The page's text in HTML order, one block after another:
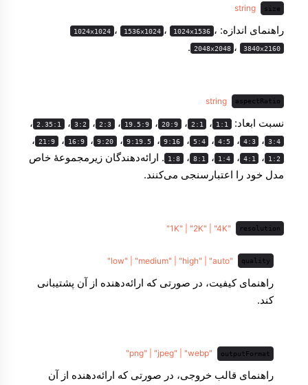
size
string
راهنمای اندازه: 1024x1024 ، 1536x1024 ، 1024x1536 ،
2048x2048 ، 3840x2160
.
aspectRatio
string
نسبت ابعاد: 1:1 ، 2:1 ، 20:9 ، 19.5:9 ، 2:3 ، 3:2 ، 2.35:1 ،
3:4 ، 4:3 ، 4:5 ، 5:4 ، 9:16 ، 9:19.5 ، 9:20 ، 16:9 ، 21:9 ،
1:2 ، 4:1 ، 1:4 ، 8:1 ، 1:8 . ارائه‌دهندگان زیرمجموعهٔ خاص
مدل خود را اعتبارسنجی می‌کنند.
resolution
"1K" | "2K" | "4K"
quality
"low" | "medium" | "high" | "auto"
راهنمای کیفیت، در صورتی که ارائه‌دهنده از آن پشتیبانی
کند.
outputFormat
"png" | "jpeg" | "webp"
راهنمای قالب خروجی، در صورتی که ارائه‌دهنده از آن